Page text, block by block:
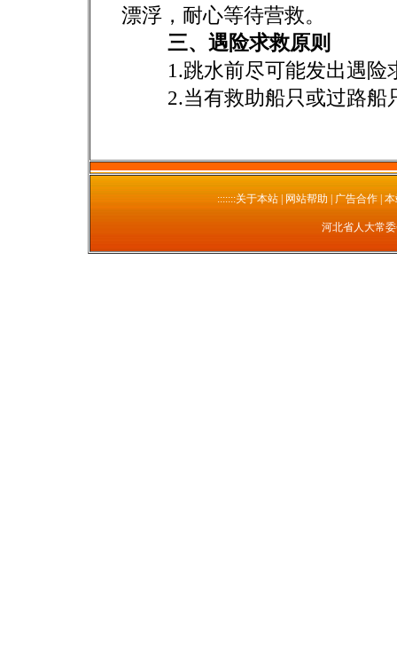
漂浮，耐心等待营救。
三、遇险求救原则
1.跳水前尽可能发出遇险
2.当有救助船只或过路船
:::::::关于本站 | 网站帮助 | 广告合作 |
河北省人大常